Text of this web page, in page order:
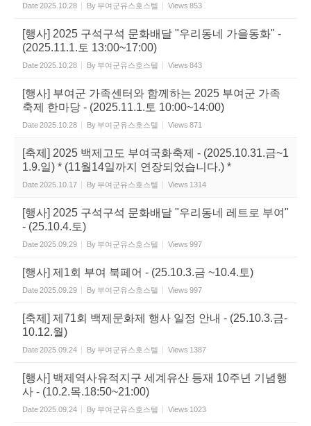
Date2025.10.28 By 부여군유스호스텔 Views 853
[행사] 2025 구석구석 문화배달 "우리동네 가을동화" -
(2025.11.1.토 13:00~17:00)
Date2025.10.28 By 부여군유스호스텔 Views 843
[행사] 부여군 가족센터와 함께하는 2025 부여군 가족
축제 한마당 - (2025.11.1.토 10:00~14:00)
Date2025.10.28 By 부여군유스호스텔 Views 871
[축제] 2025 백제고도 부여국화축제 - (2025.10.31.금~1
1.9.일) * (11월14일까지 연장되었습니다.) *
Date2025.10.17 By 부여군유스호스텔 Views 1314
[행사] 2025 구석구석 문화배달 "우리동네 레트로 부여"
- (25.10.4.토)
Date2025.09.29 By 부여군유스호스텔 Views 997
[행사] 제1회 부여 북페어 - (25.10.3.금 ~10.4.토)
Date2025.09.29 By 부여군유스호스텔 Views 997
[축제] 제71회 백제문화제 행사 일정 안내 - (25.10.3.금-
10.12.월)
Date2025.09.24 By 부여군유스호스텔 Views 1387
[행사] 백제역사유적지구 세계유산 등재 10주년 기념행
사 - (10.2.목.18:50~21:00)
Date2025.09.24 By 부여군유스호스텔 Views 1023